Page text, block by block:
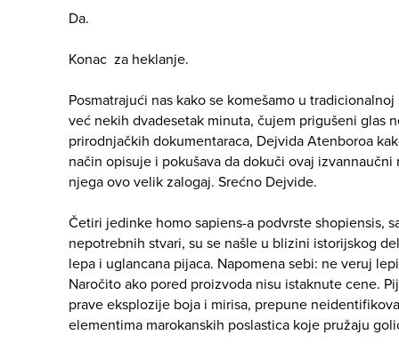
Da.
Konac za heklanje.
Posmatrajući nas kako se komešamo u
već nekih dvadesetak minuta, čujem prigušeni glas
prirodnjačkih dokumentaraca, Dejvida Atenboroa
način opisuje i pokušava da dokuči ovaj izvannaučni
njega ovo velik zalogaj. Srećno Dejvide.
Četiri jedinke homo sapiens-a podvrste shopiensis,
nepotrebnih stvari, su se našle u blizini istorijskog
lepa i uglancana pijaca. Napomena sebi: ne veruj
Naročito ako pored proizvoda nisu istaknute cene.
prave eksplozije boja i mirisa, prepune
elementima marokanskih poslastica koje pružaju